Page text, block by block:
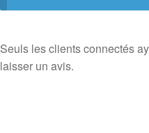
Seuls les clients connectés
laisser un avis.